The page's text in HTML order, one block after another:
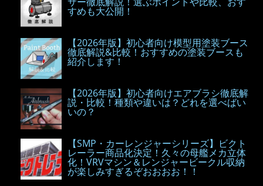
すめも大公開！
【2026年版】初心者向け模型用塗装ブース
徹底解説&比較！おすすめの塗装ブースも
紹介します！
【2026年版】初心者向けエアブラシ徹底解
説・比較！種類や違いは？どれを選べばい
いの？
【SMP・カーレンジャーシリーズ】ビクト
レーラー商品化決定！久々の母艦メカ立体
化！VRVマシン＆レンジャービークル収納
が楽しみすぎるぞおおおお！！